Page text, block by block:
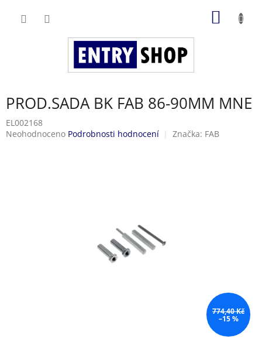
PROD.SADA BK FAB 86-90MM MNE
EL002168
Průměrné
Neohodnoceno Podrobnosti hodnocení Značka: FAB
774,40 Kč
–15 %